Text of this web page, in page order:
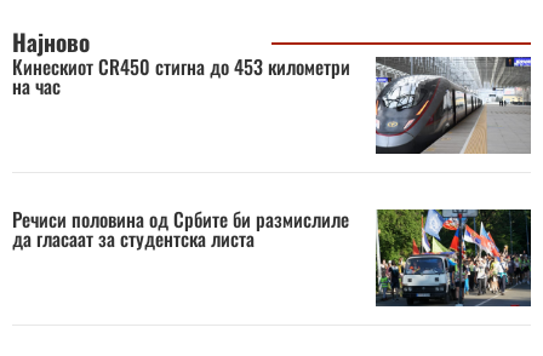
Најново
Кинескиот CR450 стигна до 453 километри
на час
Речиси половина од Србите би размислиле
да гласаат за студентска листа